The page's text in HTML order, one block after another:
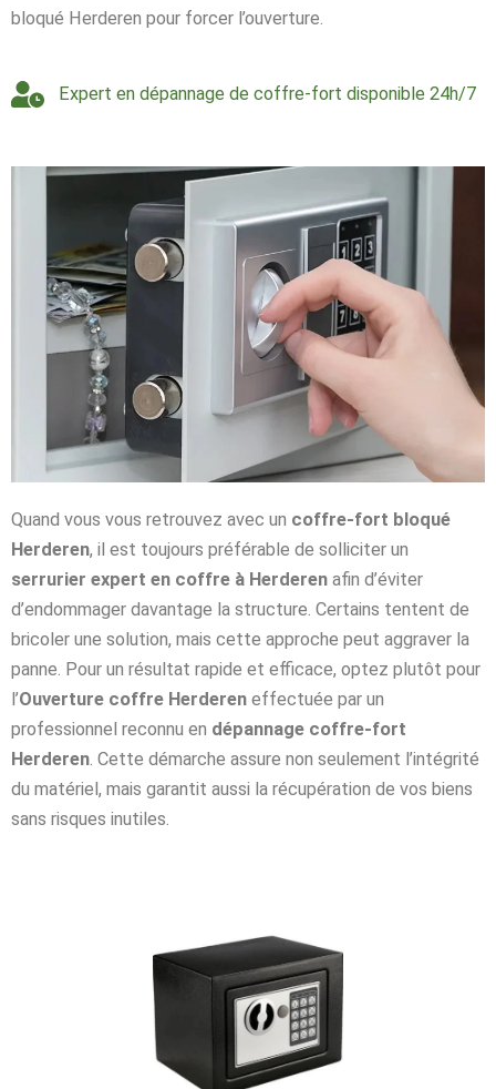
bloqué Herderen pour forcer l’ouverture.
Expert en dépannage de coffre-fort disponible 24h/7
Quand vous vous retrouvez avec un coffre-fort bloqué
Herderen, il est toujours préférable de solliciter un
serrurier expert en coffre à Herderen afin d’éviter
d’endommager davantage la structure. Certains tentent de
bricoler une solution, mais cette approche peut aggraver la
panne. Pour un résultat rapide et efficace, optez plutôt pour
l’Ouverture coffre Herderen effectuée par un
professionnel reconnu en dépannage coffre-fort
Herderen. Cette démarche assure non seulement l’intégrité
du matériel, mais garantit aussi la récupération de vos biens
sans risques inutiles.